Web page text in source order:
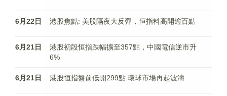
6月22日 港股焦點: 美股隔夜大反彈，恒指料高開逾百點
6月21日
港股初段恒指跌幅擴至357點，中國電信逆市升
6%
6月21日 港股恒指盤前低開299點 環球市場再起波濤